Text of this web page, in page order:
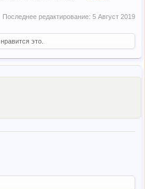
Последнее редактирование: 5 Август 2019
нравится это.